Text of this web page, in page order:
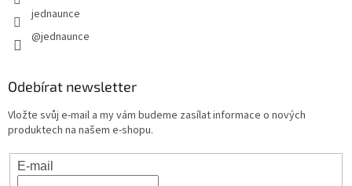
jednaunce
@jednaunce
Odebírat newsletter
Vložte svůj e-mail a my vám budeme zasílat informace o nových
produktech na našem e-shopu.
E-mail